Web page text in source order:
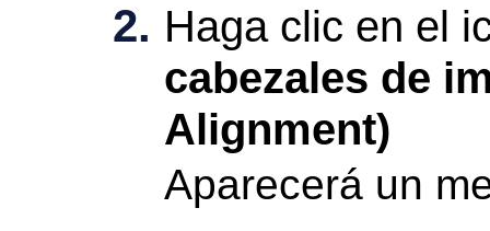
Haga clic en el
cabezales de
Alignment)
Aparecerá un